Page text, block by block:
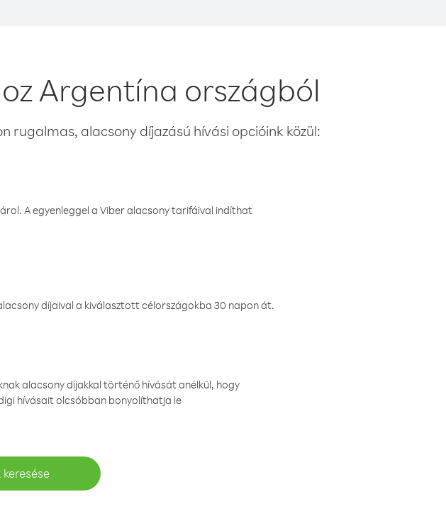
Argentína országból
rugalmas, alacsony díjazású hívási opcióink közül:
A egyenleggel a Viber alacsony tarifáival indíthat
díjaival a kiválasztott célországokba 30 napon át.
alacsony díjakkal történő hívását anélkül, hogy
hívásait olcsóbban bonyolíthatja le